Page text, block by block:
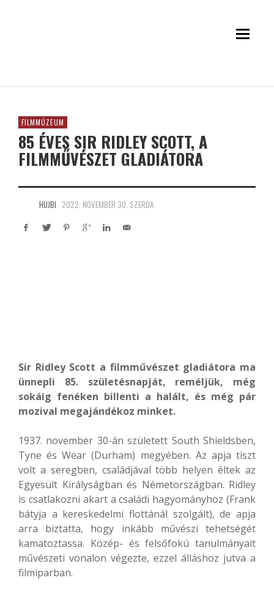
FILMMÚZEUM
85 ÉVES SIR RIDLEY SCOTT, A
FILMMŰVÉSZET GLADIÁTORA
HUJBI 2022. NOVEMBER 30. SZERDA
Sir Ridley Scott a filmművészet gladiátora ma
ünnepli 85. születésnapját, reméljük, még
sokáig fenéken billenti a halált, és még pár
mozival megajándékoz minket.
1937. november 30-án született South Shieldsben,
Tyne és Wear (Durham) megyében. Az apja tiszt
volt a seregben, családjával több helyen éltek az
Egyesült Királyságban és Németországban. Ridley
is csatlakozni akart a családi hagyományhoz (Frank
bátyja a kereskedelmi flottánál szolgált), de apja
arra biztatta, hogy inkább művészi tehetségét
kamatoztassa. Közép- és felsőfokú tanulmányait
művészeti vonalon végezte, ezzel álláshoz jutva a
filmiparban.